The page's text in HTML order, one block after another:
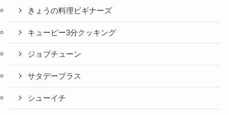
きょうの料理ビギナーズ
キューピー3分クッキング
ジョブチューン
サタデープラス
シューイチ